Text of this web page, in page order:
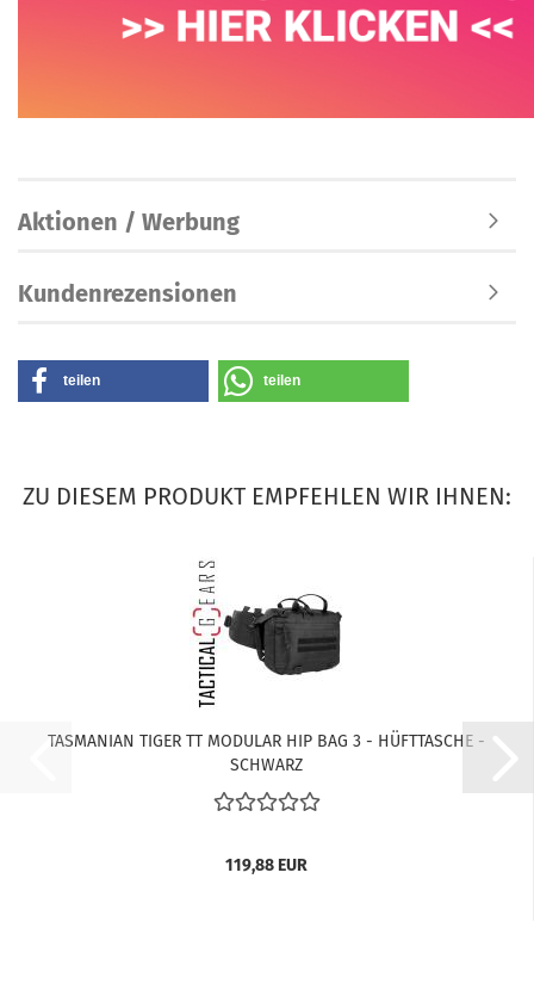
Aktionen / Werbung
Kundenrezensionen
teilen teilen
ZU DIESEM PRODUKT EMPFEHLEN WIR IHNEN:
TASMANIAN TIGER TT MODULAR HIP BAG 3 - HÜFTTASCHE -
SCHWARZ
119,88 EUR